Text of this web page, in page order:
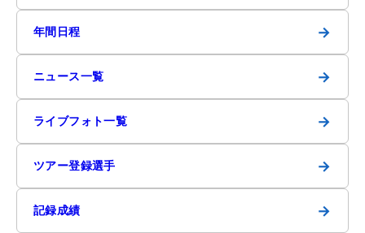
年間日程 →
ニュース一覧 →
ライブフォト一覧 →
ツアー登録選手 →
記録成績 →